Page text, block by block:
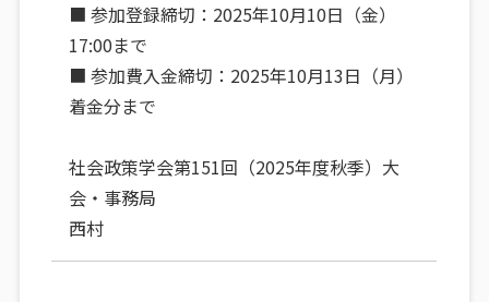
■ 参加登録締切：2025年10月10日（金）
17:00まで
■ 参加費入金締切：2025年10月13日（月）
着金分まで
社会政策学会第151回（2025年度秋季）大
会・事務局
西村